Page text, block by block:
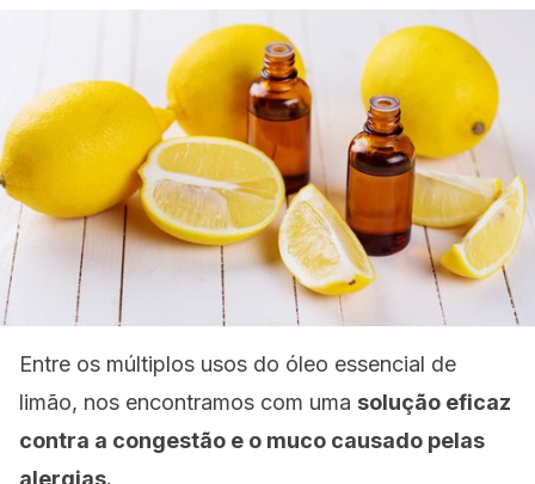
Entre os múltiplos usos do óleo essencial de
limão, nos encontramos com uma solução eficaz
contra a congestão e o muco causado pelas
alergias.